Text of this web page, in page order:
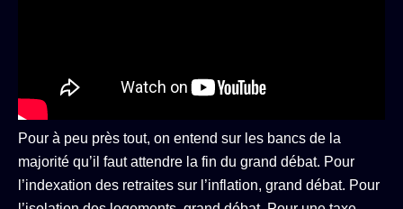
Pour à peu près tout, on entend sur les bancs de la
majorité qu’il faut attendre la fin du grand débat. Pour
l’indexation des retraites sur l’inflation, grand débat. Pour